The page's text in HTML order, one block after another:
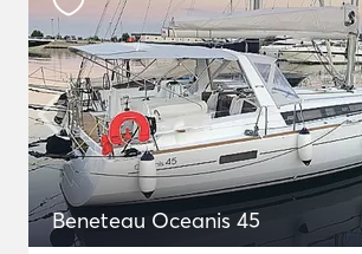
Beneteau Oceanis 45